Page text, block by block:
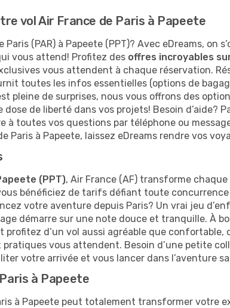
vol Air France de Paris à Papeete
(PAR) à Papeete (PPT)? Avec eDreams, on
vous attend! Profitez des offres incroyables
vous attendent à chaque réservation.
toutes les infos essentielles (options de
pleine de surprises, nous vous offrons des
de liberté dans vos projets! Besoin d’aide?
toutes vos questions par téléphone ou
Paris à Papeete, laissez eDreams rendre vos
(PPT), Air France (AF) transforme
bénéficiez de tarifs défiant toute
votre aventure depuis Paris? Un vrai jeu
démarre sur une note douce et tranquille. À
d’un vol aussi agréable que confortable,
vous attendent. Besoin d’une petite
votre arrivée et vous lancer dans l’aventure
à Papeete
à Papeete peut totalement transformer votre